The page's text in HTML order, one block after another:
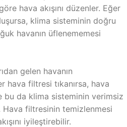
hava akışını düzenler. Eğer
klima sisteminin doğru
havanın üflenememesi
gelen havanın
hava filtresi tıkanırsa, hava
bu da klima sisteminin verimsiz
Hava filtresinin temizlenmesi
iyileştirebilir.